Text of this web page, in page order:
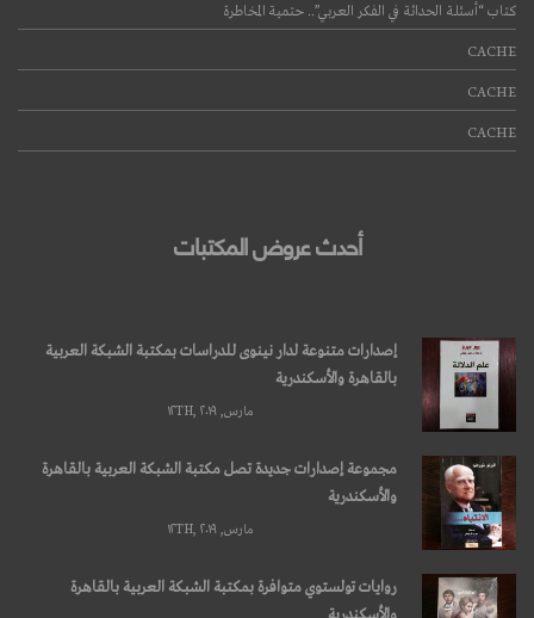
كتاب “أسئلة الحداثة في الفكر العربي”.. حتمية المخاطرة
CACHE
CACHE
CACHE
أحدث عروض المكتبات
إصدارات متنوعة لدار نينوى للدراسات بمكتبة الشبكة العربية
بالقاهرة والأسكندرية
مارس, ۱۲TH, ۲۰۱۹
مجموعة إصدارات جديدة تصل مكتبة الشبكة العربية بالقاهرة
والأسكندرية
مارس, ۱۲TH, ۲۰۱۹
روايات تولستوي متوافرة بمكتبة الشبكة العربية بالقاهرة